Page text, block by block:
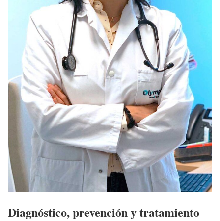
Diagnóstico, prevención y tratamiento